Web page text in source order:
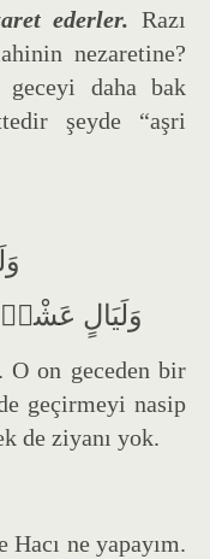
ederler. Razı
nezaretine?
daha bak
şeyde “aşri
وَلَيَالٍ
O on geceden bir
geçirmeyi nasip
de ziyanı yok.
ne yapayım.